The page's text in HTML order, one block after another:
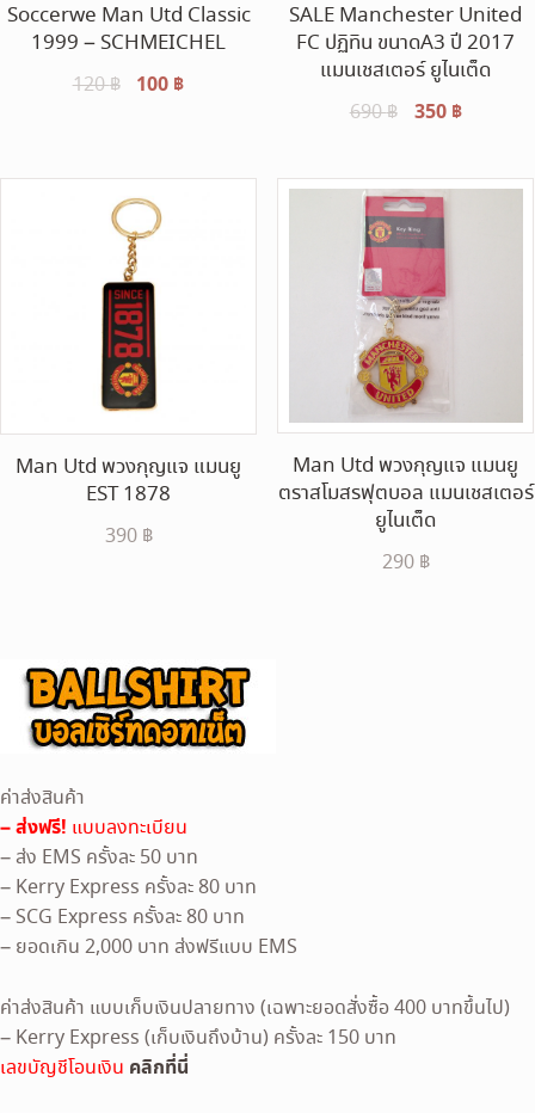
Soccerwe Man Utd Classic
1999 – SCHMEICHEL
120฿
Original
120 ฿.
100 ฿Current
100 ฿.
SALE Manchester United
FC ปฏิทิน ขนาดA3 ปี 2017
แมนเชสเตอร์ ยูไนเต็ด
690฿
Original
was:
690 ฿.
350 ฿Current
is:
Man Utd พวงกุญแจ แมนยู
EST 1878
390 ฿
Man Utd พวงกุญแจ แมนยู
ตราสโมสรฟุตบอล แมนเชสเตอร์
ยูไนเต็ด
290 ฿
ค่าส่งสินค้า
– ส่งฟรี! แบบลงทะเบียน
– ส่ง EMS ครั้งละ 50 บาท
– Kerry Express ครั้งละ 80 บาท
– SCG Express ครั้งละ 80 บาท
– ยอดเกิน 2,000 บาท ส่งฟรีแบบ EMS
ค่าส่งสินค้า แบบเก็บเงินปลายทาง (เฉพาะยอดสั่งซื้อ 400 บาทขึ้นไป)
– Kerry Express (เก็บเงินถึงบ้าน) ครั้งละ 150 บาท
เลขบัญชีโอนเงิน คลิกที่นี่